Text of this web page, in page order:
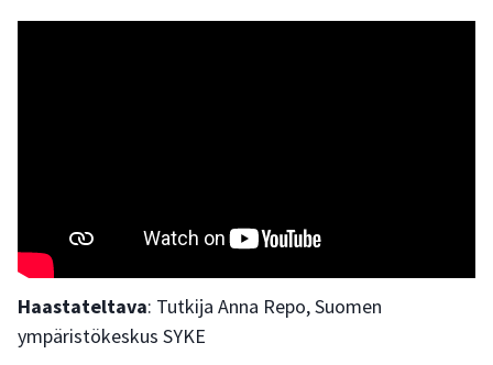
Haastateltava: Tutkija Anna Repo, Suomen
ympäristökeskus SYKE